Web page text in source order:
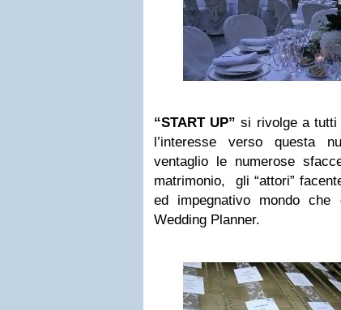
“START UP” si rivolge a tutti
l’interesse verso questa
ventaglio le numerose
matrimonio, gli “attori”
ed impegnativo mondo
Wedding Planner.